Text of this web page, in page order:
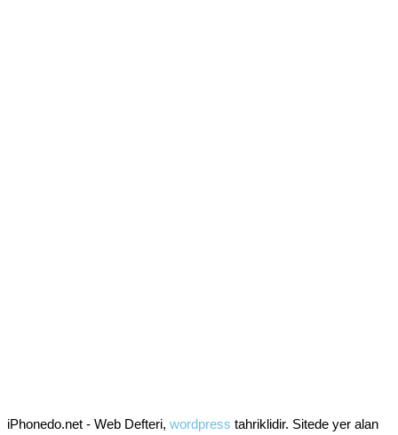
iPhonedo.net - Web Defteri, wordpress tahriklidir. Sitede yer alan